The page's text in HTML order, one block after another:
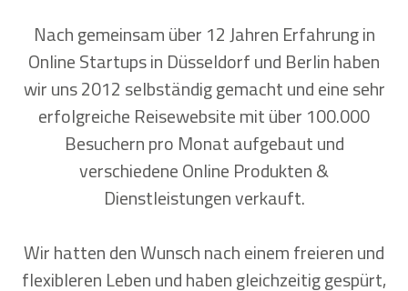
Nach gemeinsam über 12 Jahren Erfahrung in
Online Startups in Düsseldorf und Berlin haben
wir uns 2012 selbständig gemacht und eine sehr
erfolgreiche Reisewebsite mit über 100.000
Besuchern pro Monat aufgebaut und
verschiedene Online Produkten &
Dienstleistungen verkauft.
Wir hatten den Wunsch nach einem freieren und
flexibleren Leben und haben gleichzeitig gespürt,